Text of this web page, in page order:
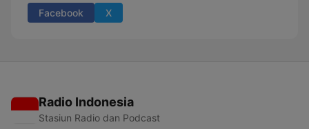
Facebook X
Radio Indonesia
Stasiun Radio dan Podcast